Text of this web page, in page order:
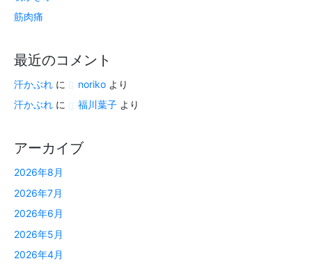
筋肉痛
最近のコメント
汗かぶれ に norikoより
汗かぶれ に 福川葉子より
アーカイブ
2026年8月
2026年7月
2026年6月
2026年5月
2026年4月